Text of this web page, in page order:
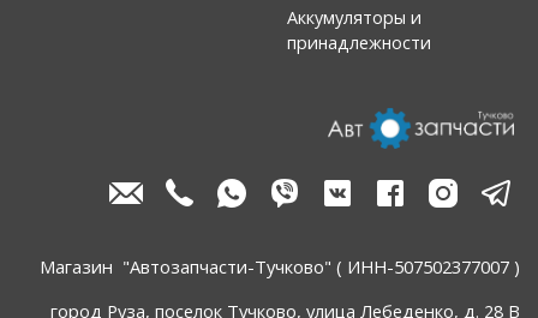
Аккумуляторы и
принадлежности
Магазин "Автозапчасти-Тучково" ( ИНН-507502377007 )
город Руза, поселок Тучково, улица Лебеденко, д. 28 В